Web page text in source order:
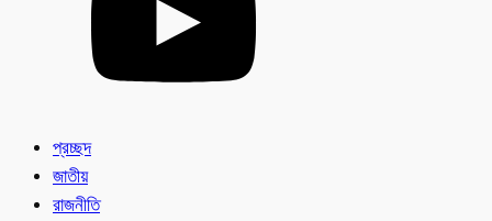
প্রচ্ছদ
জাতীয়
রাজনীতি